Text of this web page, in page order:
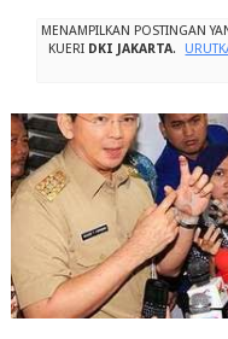
MENAMPILKAN POSTINGAN
KUERI DKI JAKARTA.